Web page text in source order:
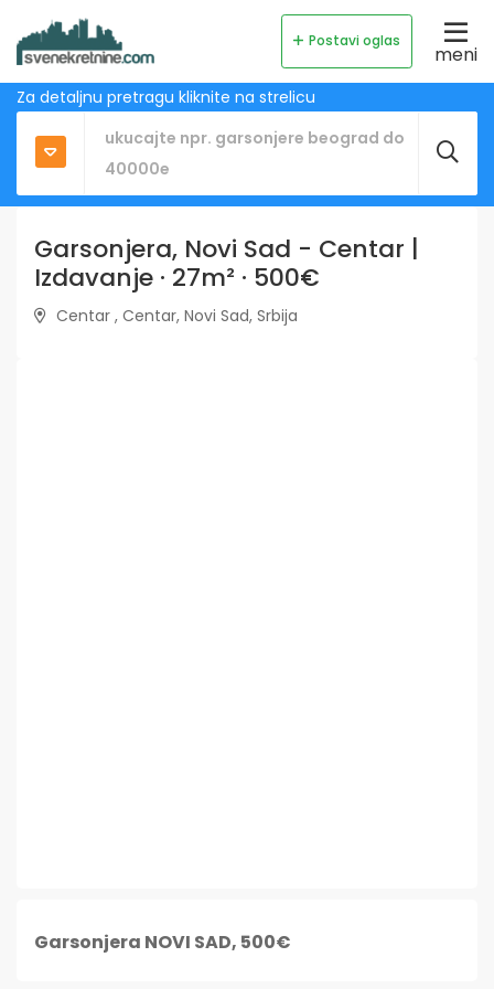
Postavi oglas
meni
Za detaljnu pretragu kliknite na strelicu
Garsonjera, Novi Sad - Centar |
Izdavanje · 27m² · 500€
Centar , Centar, Novi Sad, Srbija
Garsonjera NOVI SAD, 500€